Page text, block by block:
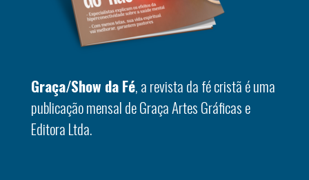
Graça/Show da Fé, a revista da fé cristã é uma
publicação mensal de Graça Artes Gráficas e
Editora Ltda.